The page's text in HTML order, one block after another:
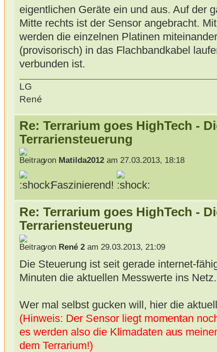
eigentlichen Geräte ein und aus. Auf der
Mitte rechts ist der Sensor angebracht.
werden die einzelnen Platinen
(provisorisch) in das Flachbandkabel
verbunden ist.
LG
René
Re: Terrarium goes HighTech -
Terrariensteuerung
von Matilda2012am 27.03.2013, 18:18
Faszinierend!
Re: Terrarium goes HighTech -
Terrariensteuerung
von René 2am 29.03.2013, 21:09
Die Steuerung ist seit gerade internet-
Minuten die aktuellen Messwerte ins Netz.
Wer mal selbst gucken will, hier die
(Hinweis: Der Sensor liegt momentan
es werden also die Klimadaten aus
dem Terrarium!)